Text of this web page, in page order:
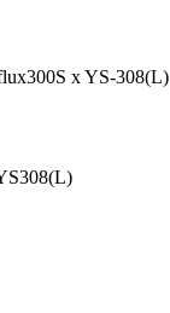
x YS-308(L)